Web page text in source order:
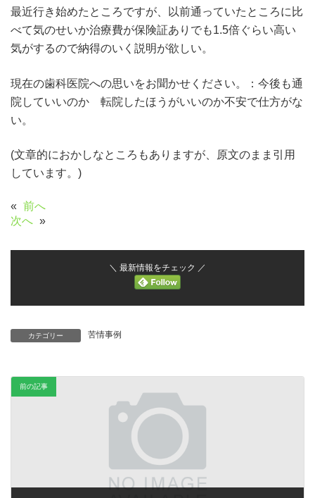
最近行き始めたところですが、以前通っていたところに比
べて気のせいか治療費が保険証ありでも1.5倍ぐらい高い
気がするので納得のいく説明が欲しい。
現在の歯科医院への思いをお聞かせください。：今後も通
院していいのか 転院したほうがいいのか不安で仕方がな
い。
(文章的におかしなところもありますが、原文のまま引用
しています。)
« 前へ
次へ »
＼ 最新情報をチェック ／
カテゴリー 苦情事例
前の記事